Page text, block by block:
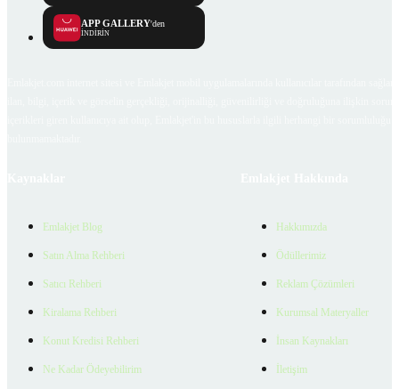
APP GALLERY'den
İNDİRİN
Emlakjet Blog
Satın Alma Rehberi
Satıcı Rehberi
Kiralama Rehberi
Konut Kredisi Rehberi
Ne Kadar Ödeyebilirim
Hakkımızda
Ödüllerimiz
Reklam Çözümleri
Kurumsal Materyaller
İnsan Kaynakları
İletişim